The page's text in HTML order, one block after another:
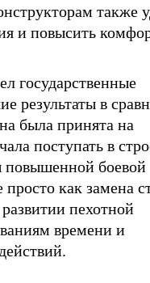
также
и повысить
государственные
результаты в
была принята на
поступать в
повышенной боевой
как замена
пехотной
времени и